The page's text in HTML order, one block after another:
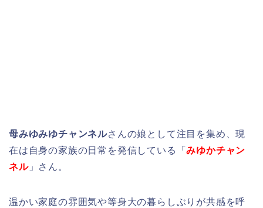
母みゆみゆチャンネルさんの娘として注目を集め、現
在は自身の家族の日常を発信している「みゆかチャン
ネル」さん。
温かい家庭の雰囲気や等身大の暮らしぶりが共感を呼